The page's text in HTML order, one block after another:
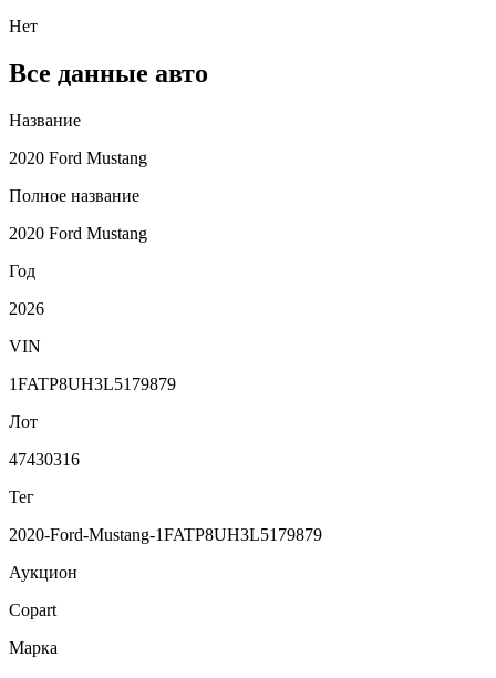
Нет
Все данные авто
Название
2020 Ford Mustang
Полное название
2020 Ford Mustang
Год
2026
VIN
1FATP8UH3L5179879
Лот
47430316
Тег
2020-Ford-Mustang-1FATP8UH3L5179879
Аукцион
Copart
Марка